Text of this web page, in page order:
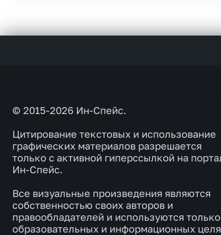
© 2015-2026 Ин-Спейс.
Цитирование текстовых и использование
графических материалов разрешается
только с активной гиперссылкой на
Ин-Спейс.
Все визуальные произведения являются
собственностью своих авторов и
правообладателей и используются
образовательных и информационных